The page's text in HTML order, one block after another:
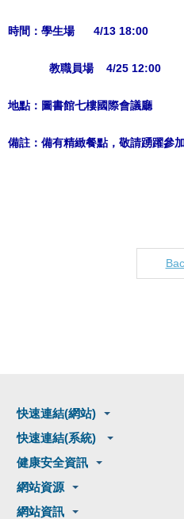
時間：學生場 4/13 18:00
教職員場 4/25 12:00
地點：圖書館七樓國際會議廳
備註：備有精緻餐點，敬請踴躍參
快速連結(網站)
快速連結(系統)
健康安全資訊
網站資源
網站資訊